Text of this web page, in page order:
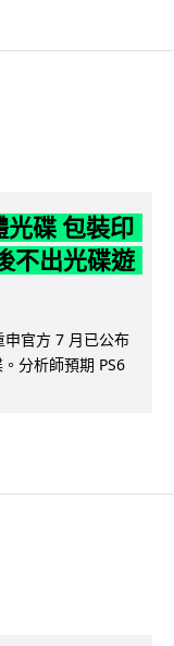
碟 包裝印
不出光碟遊
申官方 7 月已公布
分析師預期 PS6